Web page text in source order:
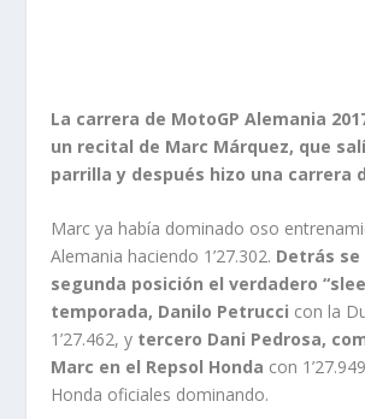
La carrera de MotoGP Alemania
un recital de Marc Márquez, que
parrilla y después hizo una carrera
Marc ya había dominado oso
Alemania haciendo 1’27.302. Detrás
segunda posición el verdadero
temporada, Danilo Petrucci con la
1’27.462, y tercero Dani Pedrosa,
Marc en el Repsol Honda con
Honda oficiales dominando.